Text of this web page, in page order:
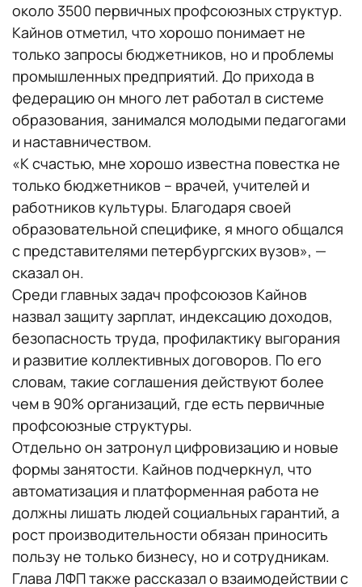
около 3500 первичных профсоюзных структур.
Кайнов отметил, что хорошо понимает не
только запросы бюджетников, но и проблемы
промышленных предприятий. До прихода в
федерацию он много лет работал в системе
образования, занимался молодыми педагогами
и наставничеством.
«К счастью, мне хорошо известна повестка не
только бюджетников – врачей, учителей и
работников культуры. Благодаря своей
образовательной специфике, я много общался
с представителями петербургских вузов», —
сказал он.
Среди главных задач профсоюзов Кайнов
назвал защиту зарплат, индексацию доходов,
безопасность труда, профилактику выгорания
и развитие коллективных договоров. По его
словам, такие соглашения действуют более
чем в 90% организаций, где есть первичные
профсоюзные структуры.
Отдельно он затронул цифровизацию и новые
формы занятости. Кайнов подчеркнул, что
автоматизация и платформенная работа не
должны лишать людей социальных гарантий, а
рост производительности обязан приносить
пользу не только бизнесу, но и сотрудникам.
Глава ЛФП также рассказал о взаимодействии с